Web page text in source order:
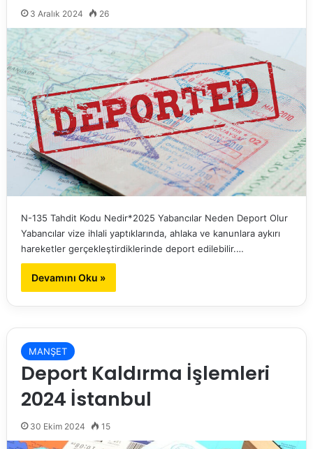
3 Aralık 2024 26
N-135 Tahdit Kodu Nedir*2025 Yabancılar Neden Deport Olur
Yabancılar vize ihlali yaptıklarında, ahlaka ve kanunlara aykırı
hareketler gerçekleştirdiklerinde deport edilebilir.…
Devamını Oku »
MANŞET
Deport Kaldırma İşlemleri
2024 İstanbul
30 Ekim 2024 15